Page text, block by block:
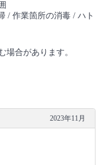
/ 作業箇所の消毒 / ハト
合があります。
2023年11月